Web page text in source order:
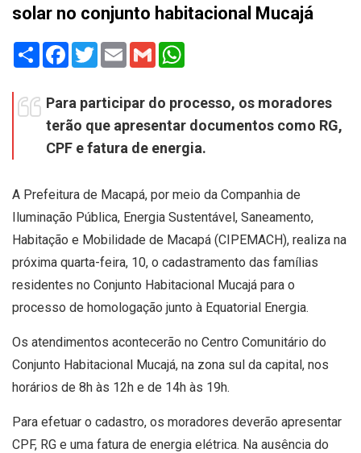
solar no conjunto habitacional Mucajá
Share Facebook
TwitterEmail Gmail
Para participar do processo, os moradores
terão que apresentar documentos como RG,
CPF e fatura de energia.
A Prefeitura de Macapá, por meio da Companhia de
Iluminação Pública, Energia Sustentável, Saneamento,
Habitação e Mobilidade de Macapá (CIPEMACH), realiza na
próxima quarta-feira, 10, o cadastramento das famílias
residentes no Conjunto Habitacional Mucajá para o
processo de homologação junto à Equatorial Energia.
Os atendimentos acontecerão no Centro Comunitário do
Conjunto Habitacional Mucajá, na zona sul da capital, nos
horários de 8h às 12h e de 14h às 19h.
Para efetuar o cadastro, os moradores deverão apresentar
CPF, RG e uma fatura de energia elétrica. Na ausência do